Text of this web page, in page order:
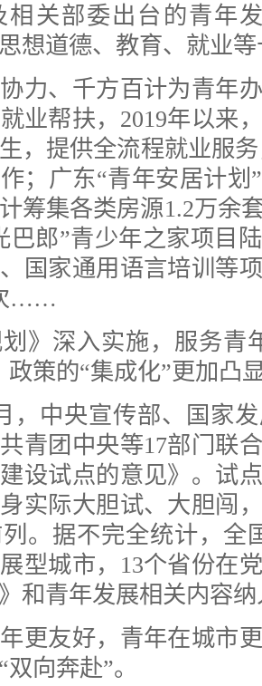
相关部委出台的青年
想道德、教育、就业
、千方百计为青年办
业帮扶，2019年以来
，提供全流程就业服
；广东“青年安居计划
筹集各类房源1.2万余
巴郎”青少年之家项目
国家通用语言培训等
……
深入实施，服务青
政策的“集成化”更加凸
中央宣传部、国家发
青团中央等17部门联
设试点的意见》。试
实际大胆试、大胆闯
。据不完全统计，全
型城市，13个省份在
和青年发展相关内容
友好，青年在城市更
向奔赴”。